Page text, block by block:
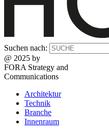
Suchen nach:
@ 2025 by
FORA Strategy and
Communications
Architektur
Technik
Branche
Innenraum